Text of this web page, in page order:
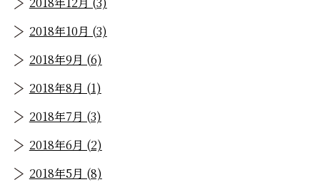
2018年10月 (3)
2018年9月 (6)
2018年8月 (1)
2018年7月 (3)
2018年6月 (2)
2018年5月 (8)